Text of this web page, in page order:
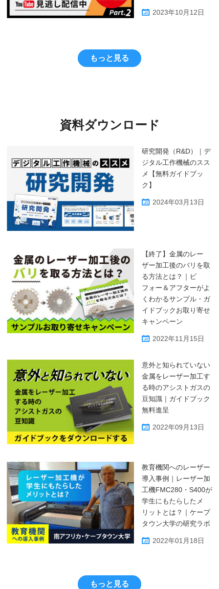
2023年10月12日
もっと見る
資料ダウンロード
研究開発（R&D）｜デ
ジタル工作機械のスス
メ【無料ガイドブッ
ク】
2024年03月13日
【終了】金属のレー
ザー加工後のバリを取
る方法とは？｜ビ
フォー＆アフターがよ
くわかるサンプル・ガ
イドブックお取り寄せ
キャンペーン
2022年11月15日
意外と知られていない
金属をレーザー加工す
る時のアシストガスの
豆知識｜ガイドブック
無料進呈
2022年09月13日
教育機関へのレーザー
導入事例｜レーザー加
工機FMC280・S400が
学生にもたらしたメ
リットとは？｜ケープ
タウン大学の研究ラボ
2022年01月18日
もっと見る